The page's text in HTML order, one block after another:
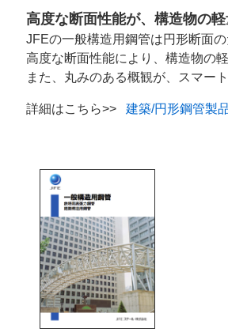
高度な断面性能が、構造物の
JFEの一般構造用鋼管は円形断面
高度な断面性能により、構造物の
また、丸みのある概観が、スマー
詳細はこちら>> 建築/円形鋼管製